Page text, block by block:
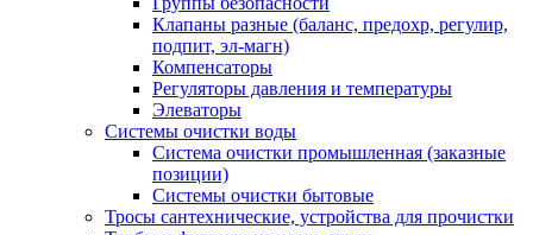
Клапаны разные (баланс, предохр, регулир,
подпит, эл-магн)
Компенсаторы
Регуляторы давления и температуры
Элеваторы
Системы очистки воды
Система очистки промышленная (заказные
позиции)
Системы очистки бытовые
Тросы сантехнические, устройства для прочистки